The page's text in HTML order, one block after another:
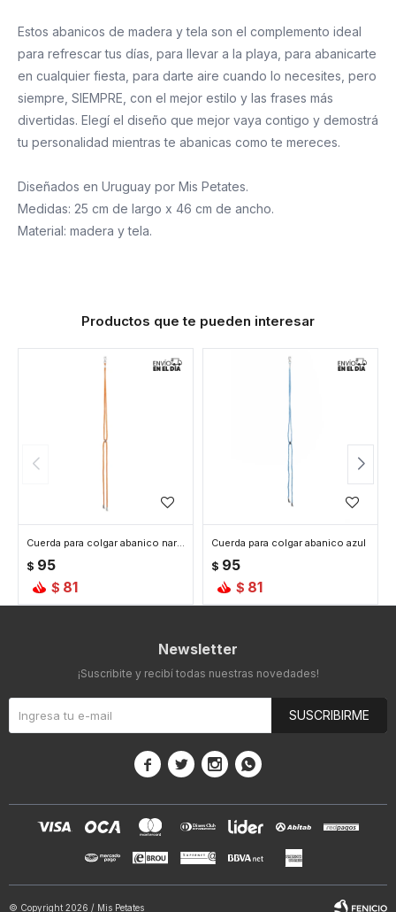
Estos abanicos de madera y tela son el complemento ideal
para refrescar tus días, para llevar a la playa, para abanicarte
en cualquier fiesta, para darte aire cuando lo necesites, pero
siempre, SIEMPRE, con el mejor estilo y las frases más
divertidas. Elegí el diseño que mejor vaya contigo y demostrá
tu personalidad mientras te abanicas como te mereces.
Diseñados en Uruguay por Mis Petates.
Medidas: 25 cm de largo x 46 cm de ancho.
Material: madera y tela.
Productos que te pueden interesar
Cuerda para colgar abanico naranja
$ 95
$ 81
Cuerda para colgar abanico azul
$ 95
$ 81
Newsletter
¡Suscribite y recibí todas nuestras novedades!
SUSCRIBIRME
   
© Copyright 2026 / Mis Petates